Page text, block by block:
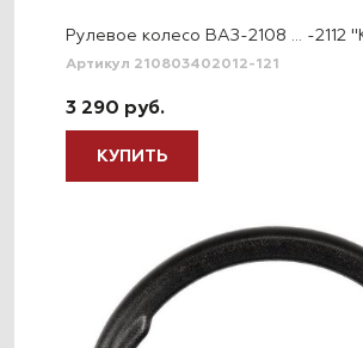
Рулевое колесо ВАЗ-2108 … -2112
Артикул 210803402012-121
3 290 руб.
КУПИТЬ